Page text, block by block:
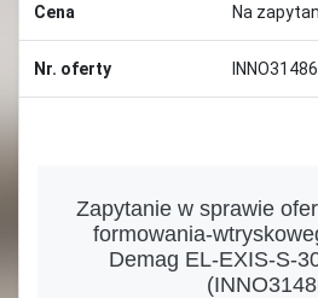
Cena Na
Nr. oferty INNO31486
Zapytanie w sprawie
formowania-
Demag EL-EXIS-S-